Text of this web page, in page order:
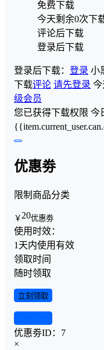
免费下载
今天剩余0次下
评论后下载
登录后下载
登录后下载： 登录 小
下载评论 请先登录 今
级会员
您已获得下载权限 今
优惠劵
限制商品分类
￥ 20优惠劵
使用时效：
1天内使用有效
领取时间
随时领取
立刻领取
优惠劵ID： 7
×